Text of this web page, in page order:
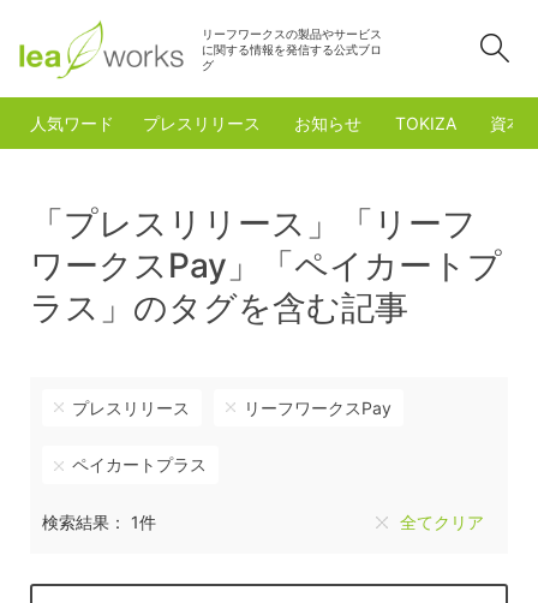
リーフワークスの製品やサービス
に関する情報を発信する公式ブロ
グ
人気ワード プレスリリース お知らせ TOKIZA 資本
「プレスリリース」「リーフ
ワークスPay」「ペイカートプ
ラス」のタグを含む記事
プレスリリース リーフワークスPay
ペイカートプラス
検索結果： 1件 全てクリア